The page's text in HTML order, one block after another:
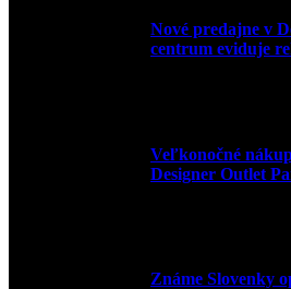
Nové predajne v
centrum eviduje
Veľkonočné
Designer Outlet
Známe Slovenky